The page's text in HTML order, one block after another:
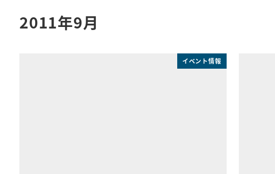
2011年9月
イベント情報